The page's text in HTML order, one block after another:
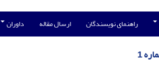
راهنمای نویسندگان ارسال مقاله داوران